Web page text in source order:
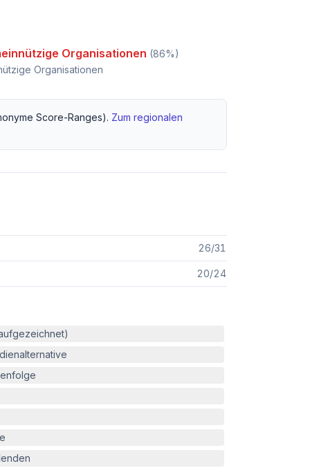
Organisationen (86%)
Organisationen
Score-Ranges). Zum regionalen
26/31
20/24